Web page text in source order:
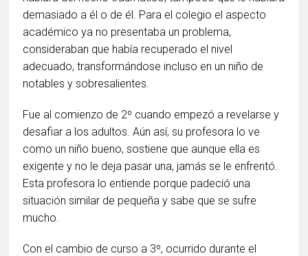
demasiado a él o de él. Para el colegio el aspecto
académico ya no presentaba un problema,
consideraban que había recuperado el nivel
adecuado, transformándose incluso en un niño de
notables y sobresalientes.
Fue al comienzo de 2º cuando empezó a revelarse y
desafiar a los adultos. Aún así, su profesora lo ve
como un niño bueno, sostiene que aunque ella es
exigente y no le deja pasar una, jamás se le enfrentó.
Esta profesora lo entiende porque padeció una
situación similar de pequeña y sabe que se sufre
mucho.
Con el cambio de curso a 3º, ocurrido durante el